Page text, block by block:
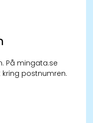
På mingata.se
postnumren.